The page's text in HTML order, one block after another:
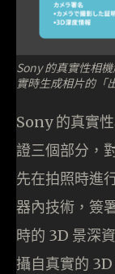
Sony 的真實性相
實時生成相片的「
Sony 的真實
證三個部分，
先在拍照時進
器內技術，簽
時的 3D 景深
攝自真實的